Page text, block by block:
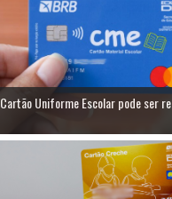
Cartão Uniforme Escolar pode ser re...